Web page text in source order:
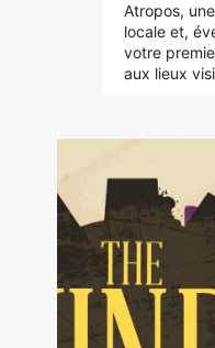
Atropos,
locale et,
votre
aux lieux